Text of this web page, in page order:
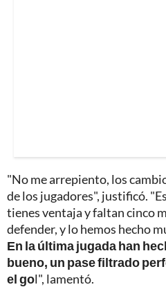
"No me arrepiento, los
de los jugadores", justificó.
tienes ventaja y faltan cinco
defender, y lo hemos hecho
En la última jugada han
bueno, un pase filtrado
el gol", lamentó.